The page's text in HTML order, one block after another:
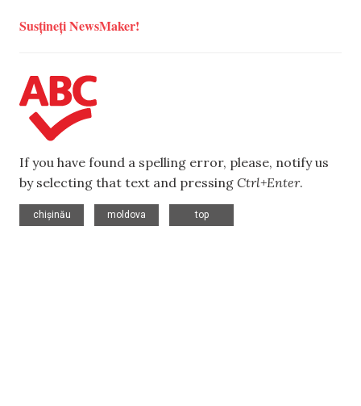
Susțineți NewsMaker!
If you have found a spelling error, please, notify us
by selecting that text and pressing Ctrl+Enter.
chișinău
moldova
top